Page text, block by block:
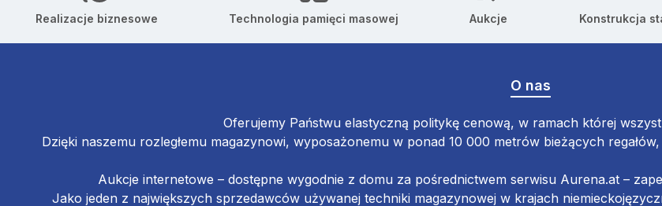
Realizacje biznesowe Technologia pamięci masowej Aukcje Konstrukcja
O nas
Oferujemy Państwu elastyczną politykę cenową, w ramach której
Dzięki naszemu rozległemu magazynowi, wyposażonemu w ponad 10 000 metrów bieżących
Aukcje internetowe – dostępne wygodnie z domu za pośrednictwem serwisu Aurena.at –
Jako jeden z największych sprzedawców używanej techniki magazynowej w krajach